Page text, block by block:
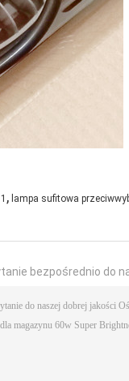
, lampa sufitowa
bezpośrednio do